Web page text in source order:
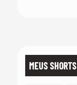
MEUS SHORTS